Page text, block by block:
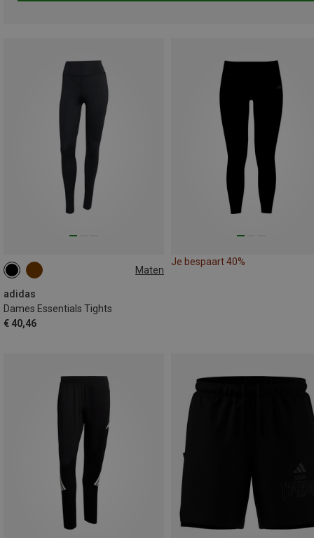
Maten
adidas
Dames Essentials Tights
€ 40,46
XS S
Je bespaart 40%